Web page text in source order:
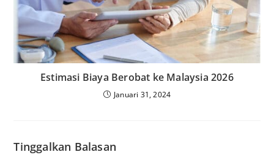
Estimasi Biaya Berobat ke Malaysia 2026
Januari 31, 2024
Tinggalkan Balasan